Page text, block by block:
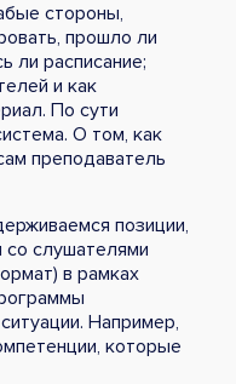
стороны,
прошло ли
ли расписание;
и как
По сути
О том, как
преподаватель
позиции,
слушателями
в рамках
Например,
которые